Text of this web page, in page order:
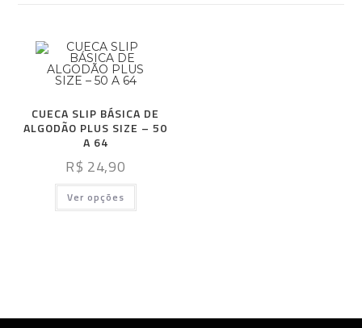
CUECA SLIP BÁSICA DE
ALGODÃO PLUS SIZE – 50
A 64
R$ 24,90
Ver opções